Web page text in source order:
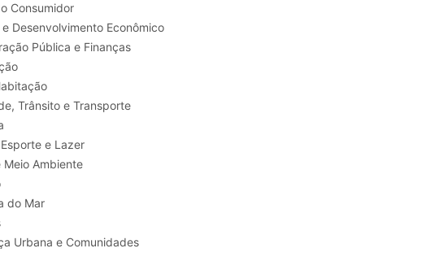
Consumidor
Trabalho e Desenvolvimento Econômico
Pública e Finanças
Trânsito e Transporte
Turismo, Esporte e Lazer
Meio Ambiente
do Mar
Urbana e Comunidades